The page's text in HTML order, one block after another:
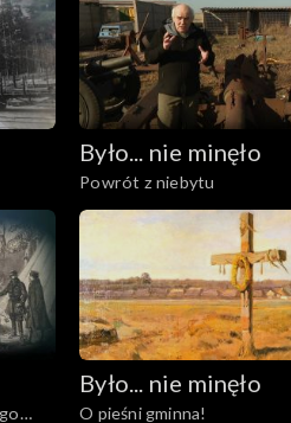
Było... nie minęło
Powrót z niebytu
Było... nie minęło
O pieśni gminna!